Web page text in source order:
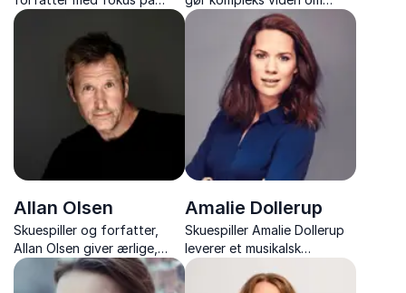
ledelse og strategi, der
ruster jer til fremtidens
arbejdsmarked med
nærværende og lærende
foredrag.
tarmsundhed, IBS og
mikrobiomet konkret og
Allan Olsen
Skuespiller og forfatter,
Allan Olsen giver ærlige,
rørende og humoristiske
foredrag om livet,
Amalie Dollerup
Skuespiller Amalie Dollerup
leverer et musikalsk
foredrag med varme,
kendte sange og levende